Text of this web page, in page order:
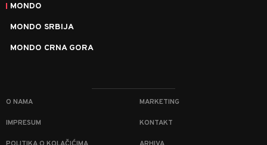
MONDO
MONDO SRBIJA
MONDO CRNA GORA
O NAMA MARKETING
IMPRESUM KONTAKT